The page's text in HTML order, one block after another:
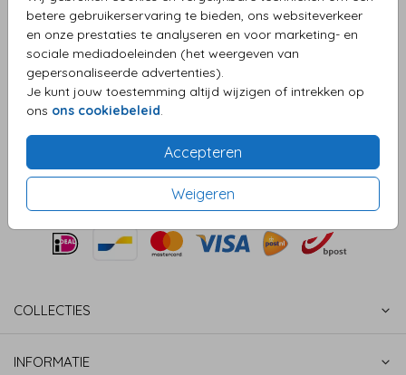
betere gebruikerservaring te bieden, ons websiteverkeer
en onze prestaties te analyseren en voor marketing- en
sociale mediadoeleinden (het weergeven van
gepersonaliseerde advertenties).
Je kunt jouw toestemming altijd wijzigen of intrekken op
ons ons cookiebeleid.
Accepteren
Weigeren
OMSCHRIJVING
Ronde, gouden paperclips (25 stuks). Formaat: ⌀ 2,3 cm.
per 25 paperclips
COLLECTIES
INFORMATIE